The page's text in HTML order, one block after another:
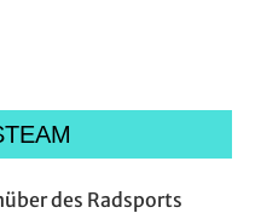
des Radsports